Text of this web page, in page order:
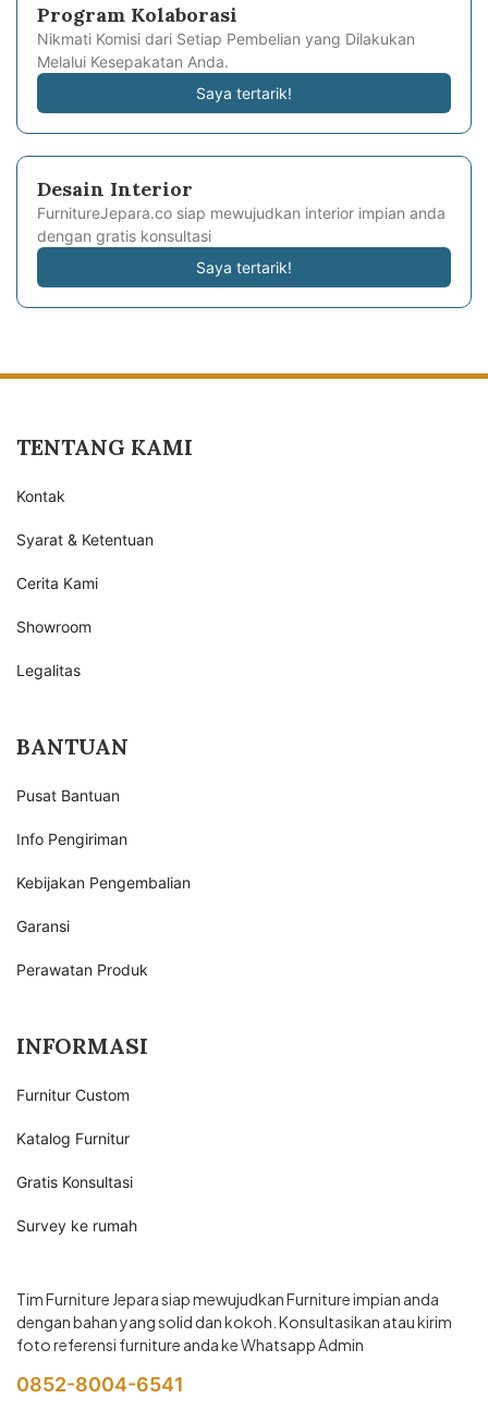
Program Kolaborasi
Nikmati Komisi dari Setiap Pembelian yang Dilakukan
Melalui Kesepakatan Anda.
Saya tertarik!
Desain Interior
FurnitureJepara.co siap mewujudkan interior impian anda
dengan gratis konsultasi
Saya tertarik!
TENTANG KAMI
Kontak
Syarat & Ketentuan
Cerita Kami
Showroom
Legalitas
BANTUAN
Pusat Bantuan
Info Pengiriman
Kebijakan Pengembalian
Garansi
Perawatan Produk
INFORMASI
Furnitur Custom
Katalog Furnitur
Gratis Konsultasi
Survey ke rumah
Tim Furniture Jepara siap mewujudkan Furniture impian anda
dengan bahan yang solid dan kokoh. Konsultasikan atau kirim
foto referensi furniture anda ke Whatsapp Admin
0852-8004-6541